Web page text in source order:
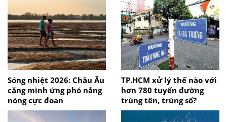
Sóng nhiệt 2026: Châu Âu
căng mình ứng phó nắng
nóng cực đoan
TP.HCM xử lý thế nào với
hơn 780 tuyến đường
trùng tên, trùng số?